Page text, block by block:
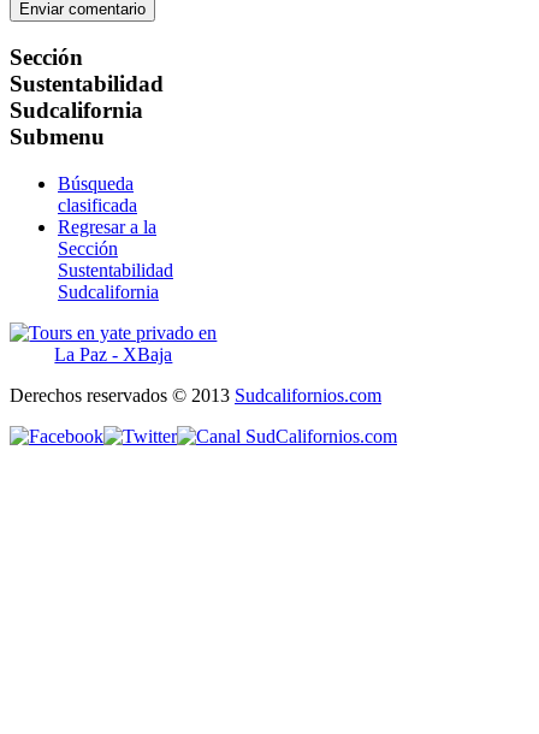
Sección
Sustentabilidad
Sudcalifornia
Submenu
Búsqueda
clasificada
Regresar a la
Sección
Sustentabilidad
Sudcalifornia
Derechos reservados © 2013 Sudcalifornios.com